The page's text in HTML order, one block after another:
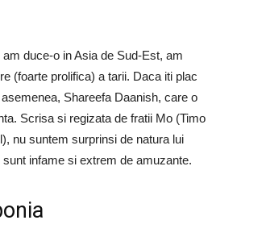
duce-o in Asia de Sud-Est, am
(foarte prolifica) a tarii. Daca iti plac
Shareefa Daanish, care o
Scrisa si regizata de fratii Mo (Timo
nu suntem surprinsi de natura lui
infame si extrem de amuzante.